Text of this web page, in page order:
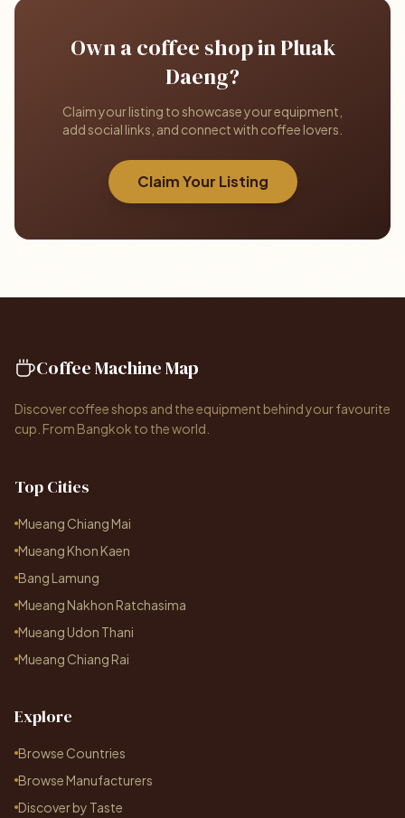
Own a coffee shop in Pluak
Daeng?
Claim your listing to showcase your equipment,
add social links, and connect with coffee lovers.
Claim Your Listing
Coffee Machine Map
Discover coffee shops and the equipment behind your favourite
cup. From Bangkok to the world.
Top Cities
Mueang Chiang Mai
Mueang Khon Kaen
Bang Lamung
Mueang Nakhon Ratchasima
Mueang Udon Thani
Mueang Chiang Rai
Explore
Browse Countries
Browse Manufacturers
Discover by Taste